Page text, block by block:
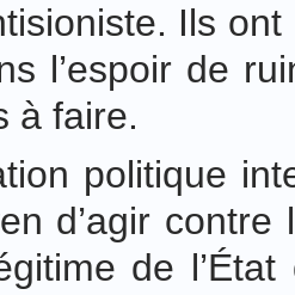
Ils
l’espoir de
à faire.
politique
d’agir contre
de